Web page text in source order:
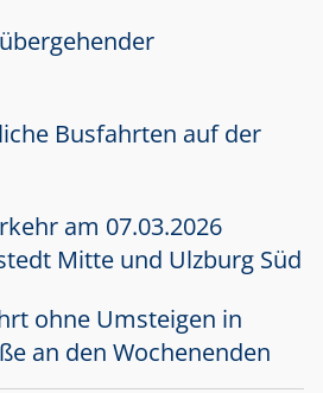
Busfahrten auf der
am 07.03.2026
Mitte und Ulzburg Süd
ohne Umsteigen in
an den Wochenenden